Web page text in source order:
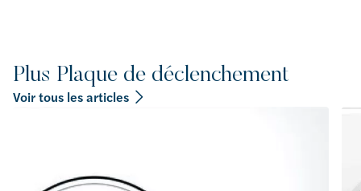
Plus Plaque de déclenchement
Voir tous les articles